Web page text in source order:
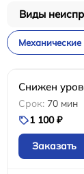
Виды
Снижен
70 мин
1 100 ₽
Заказать